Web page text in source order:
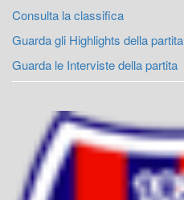
Consulta la classifica
Guarda gli Highlights della partita
Guarda le Interviste della partita